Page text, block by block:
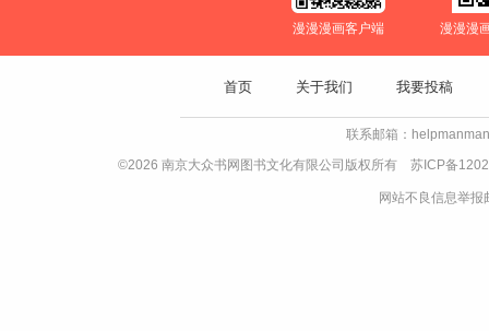
漫漫漫画客户端 漫漫漫
首页 关于我们 我要投稿
联系邮箱：
©2026 南京大众书网图书文化有限公司版权所有 苏ICP备
网站不良信息举